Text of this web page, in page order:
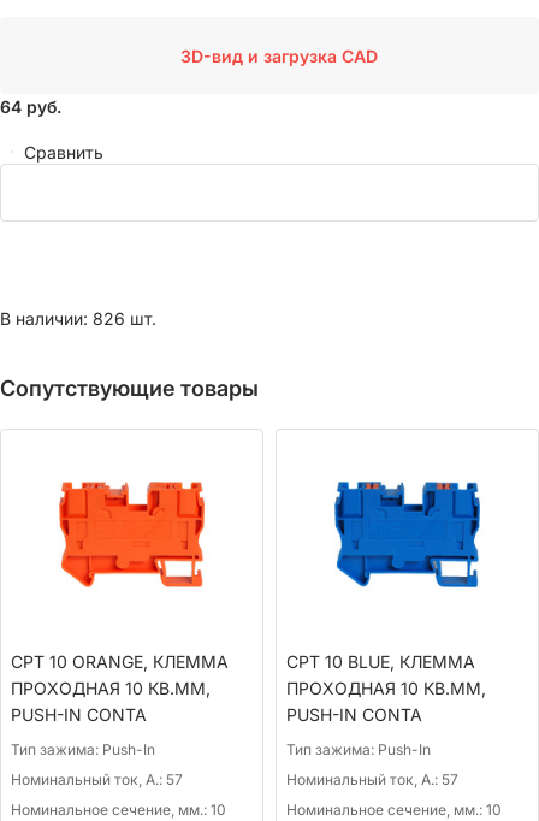
3D-вид и загрузка CAD
64 руб.
Сравнить
В наличии: 826 шт.
Сопутствующие товары
CPT 10 ORANGE, КЛЕММА
ПРОХОДНАЯ 10 КВ.ММ,
PUSH-IN CONTA
Тип зажима: Push-In
Номинальный ток, А.: 57
Номинальное сечение, мм.: 10
CPT 10 BLUE, КЛЕММА
ПРОХОДНАЯ 10 КВ.ММ,
PUSH-IN CONTA
Тип зажима: Push-In
Номинальный ток, А.: 57
Номинальное сечение, мм.: 10